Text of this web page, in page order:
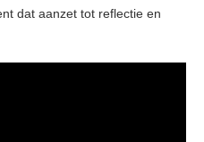
dat aanzet tot reflectie en